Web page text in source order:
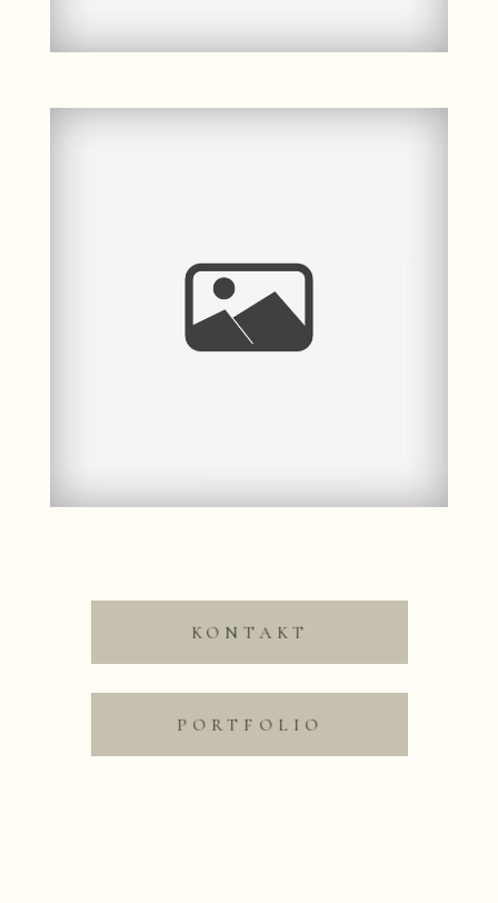
Greifswald & eine Location
zum Träumen ♥
KONTAKT
PORTFOLIO